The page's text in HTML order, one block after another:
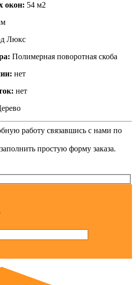
окон: 54 м2
Люкс
Полимерная поворотная скоба
нет
нет
работу связавшись с нами по
простую форму заказа.